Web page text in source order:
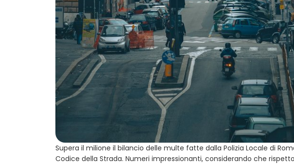
Supera il milione il bilancio delle multe fatte dalla Polizia Locale di
Codice della Strada. Numeri impressionanti, considerando che